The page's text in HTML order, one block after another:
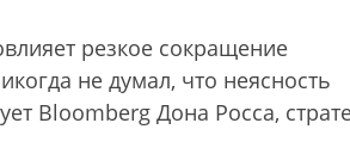
резкое сокращение
не думал, что неясность
Bloomberg Дона Росса,